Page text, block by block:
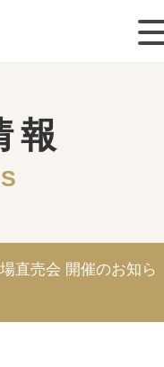
報
直売会 開催のお知ら